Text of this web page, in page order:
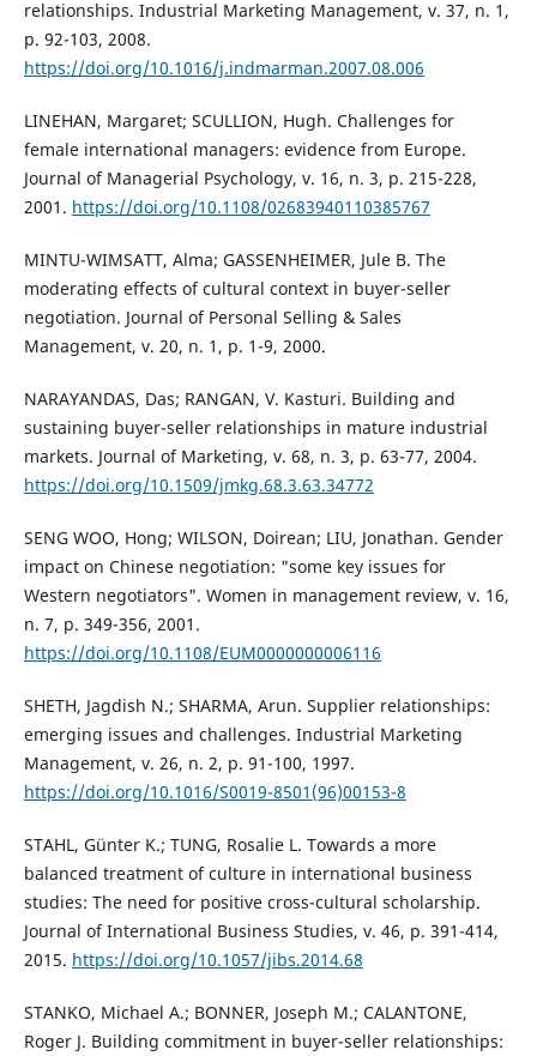
relationships. Industrial Marketing Management, v. 37, n. 1,
p. 92-103, 2008.
https://doi.org/10.1016/j.indmarman.2007.08.006
LINEHAN, Margaret; SCULLION, Hugh. Challenges for
female international managers: evidence from Europe.
Journal of Managerial Psychology, v. 16, n. 3, p. 215-228,
2001. https://doi.org/10.1108/02683940110385767
MINTU-WIMSATT, Alma; GASSENHEIMER, Jule B. The
moderating effects of cultural context in buyer-seller
negotiation. Journal of Personal Selling & Sales
Management, v. 20, n. 1, p. 1-9, 2000.
NARAYANDAS, Das; RANGAN, V. Kasturi. Building and
sustaining buyer-seller relationships in mature industrial
markets. Journal of Marketing, v. 68, n. 3, p. 63-77, 2004.
https://doi.org/10.1509/jmkg.68.3.63.34772
SENG WOO, Hong; WILSON, Doirean; LIU, Jonathan. Gender
impact on Chinese negotiation: "some key issues for
Western negotiators". Women in management review, v. 16,
n. 7, p. 349-356, 2001.
https://doi.org/10.1108/EUM0000000006116
SHETH, Jagdish N.; SHARMA, Arun. Supplier relationships:
emerging issues and challenges. Industrial Marketing
Management, v. 26, n. 2, p. 91-100, 1997.
https://doi.org/10.1016/S0019-8501(96)00153-8
STAHL, Günter K.; TUNG, Rosalie L. Towards a more
balanced treatment of culture in international business
studies: The need for positive cross-cultural scholarship.
Journal of International Business Studies, v. 46, p. 391-414,
2015. https://doi.org/10.1057/jibs.2014.68
STANKO, Michael A.; BONNER, Joseph M.; CALANTONE,
Roger J. Building commitment in buyer-seller relationships: